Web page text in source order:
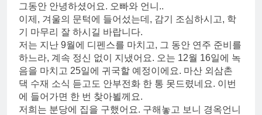
그동안 안녕하셨어요. 오빠와 언니..
이제, 겨울의 문턱에 들어섰는데, 감기 조심하시고, 학
기 마무리 잘 하시길 바랍니다.
저는 지난 9월에 디펜스를 마치고, 그 동안 연주 준비를
하느라, 계속 정신 없이 지냈어요. 오는 12월 16일에 녹
음을 마치고 25일에 귀국할 예정이에요. 마산 외삼촌
댁 수재 소식 듣고도 안부전화 한 통 못드렸네요. 이번
에 들어가면 한 번 찾아뵐께요.
저희는 분당에 집을 구했어요. 구해놓고 보니 경옥언니